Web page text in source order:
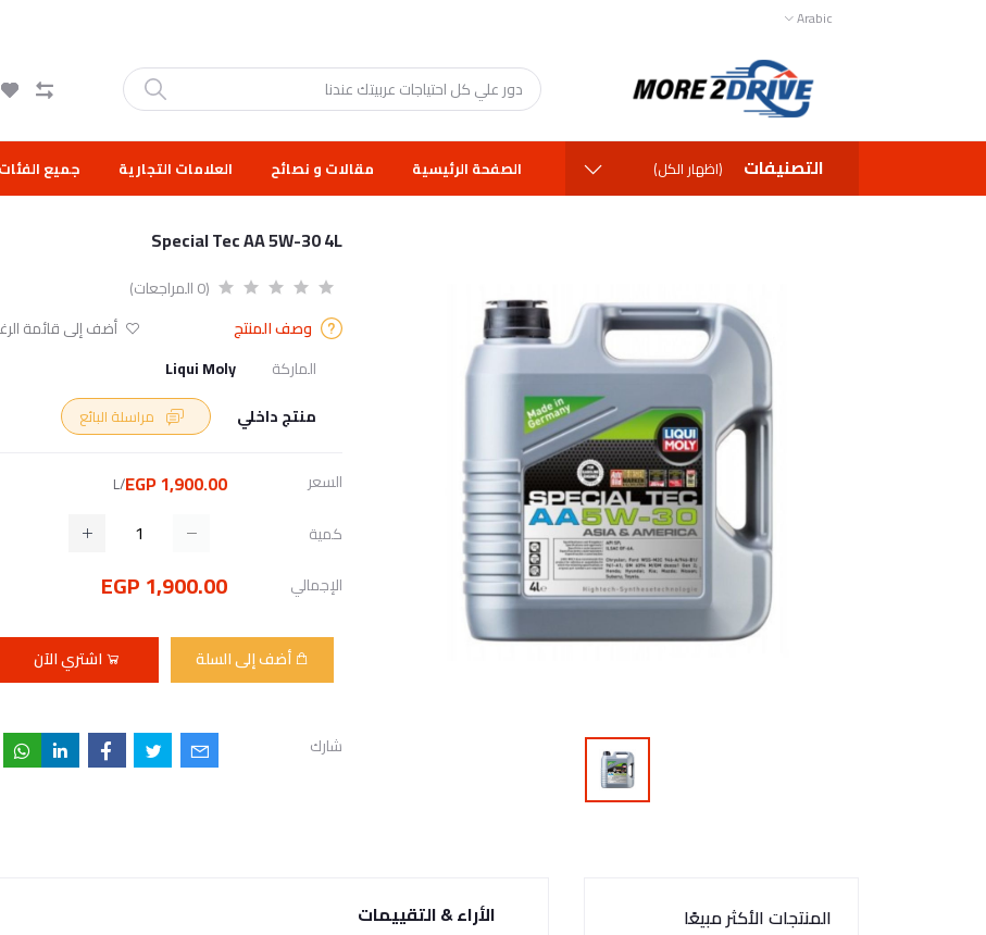
Arabic
التصنيفات (اظهار الكل) الصفحة الرئيسية مقالات و نصائح العلامات التجارية جميع الفئات
Special Tec AA 5W-30 4L
(0 المراجعات)
وصف المنتج
أضف إلى قائمة
الماركة
Liqui Moly
منتج داخلي
السعر 1,900.00 EGP
/L
كمية
الإجمالي
1,900.00 EGP
أضف إلى السلة اشتري الآن
شارك
المنتجات الأكثر مبيعًا الأراء & التقييمات